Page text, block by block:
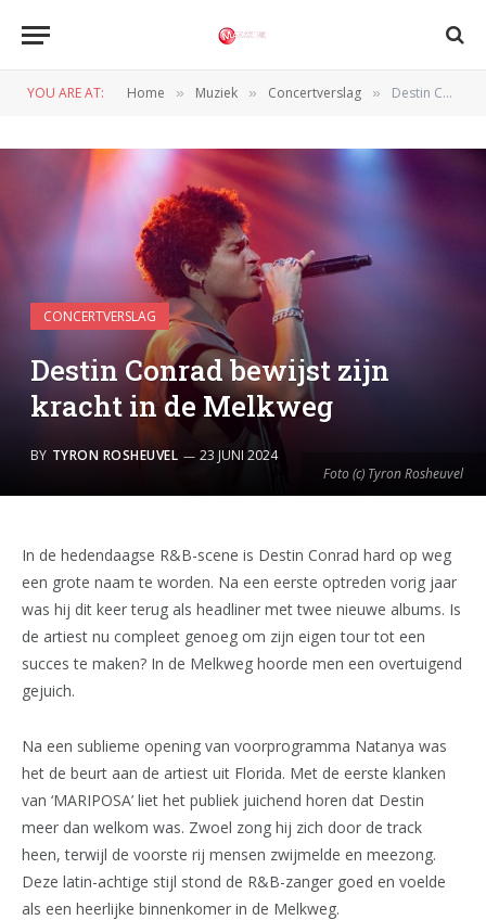
YOU ARE AT: Home » Muziek » Concertverslag » Destin Conrad bewijst zijn kracht in de Melkweg
Foto (c) Tyron Rosheuvel
CONCERTVERSLAG
Destin Conrad bewijst zijn
kracht in de Melkweg
BY TYRON ROSHEUVEL 23 JUNI 2024
In de hedendaagse R&B-scene is Destin Conrad hard op weg
een grote naam te worden. Na een eerste optreden vorig jaar
was hij dit keer terug als headliner met twee nieuwe albums. Is
de artiest nu compleet genoeg om zijn eigen tour tot een
succes te maken? In de Melkweg hoorde men een overtuigend
gejuich.
Na een sublieme opening van voorprogramma Natanya was
het de beurt aan de artiest uit Florida. Met de eerste klanken
van ‘MARIPOSA’ liet het publiek juichend horen dat Destin
meer dan welkom was. Zwoel zong hij zich door de track
heen, terwijl de voorste rij mensen zwijmelde en meezong.
Deze latin-achtige stijl stond de R&B-zanger goed en voelde
als een heerlijke binnenkomer in de Melkweg.